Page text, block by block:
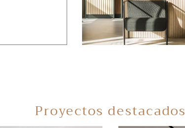
Proyectos destacados